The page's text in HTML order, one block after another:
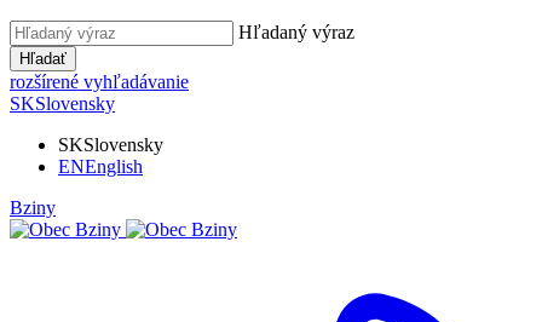
Hľadaný výraz
Hľadať
rozšírené vyhľadávanie
SKSlovensky
SKSlovensky
ENEnglish
Bziny